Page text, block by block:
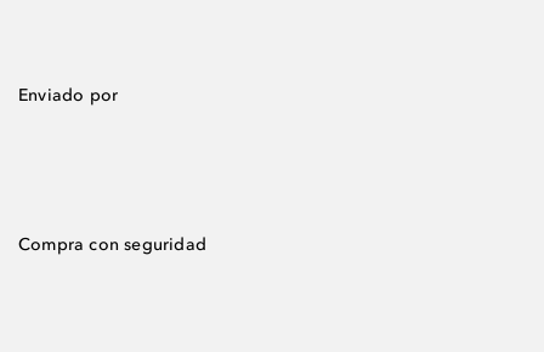
Enviado por
Compra con seguridad